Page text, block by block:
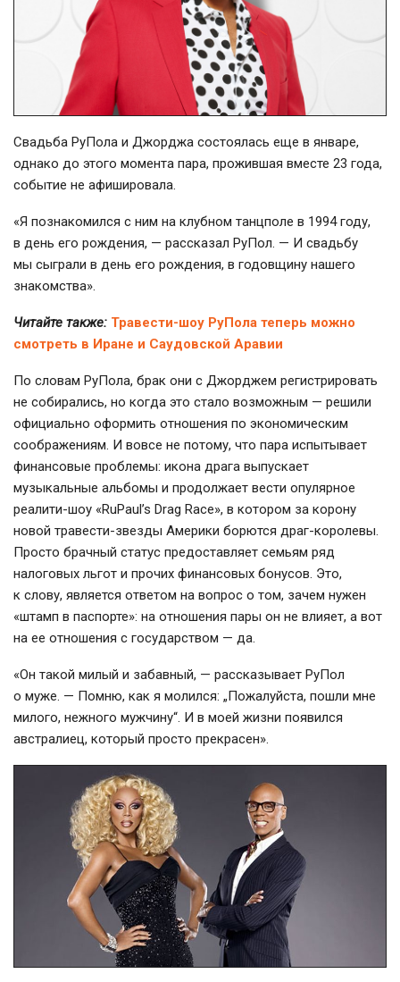
Свадьба РуПола и Джорджа состоялась еще в январе,
однако до этого момента пара, прожившая вместе 23 года,
событие не афишировала.
«Я познакомился с ним на клубном танцполе в 1994 году,
в день его рождения, — рассказал РуПол. — И свадьбу
мы сыграли в день его рождения, в годовщину нашего
знакомства».
Читайте также: Травести-шоу РуПола теперь можно
смотреть в Иране и Саудовской Аравии
По словам РуПола, брак они с Джорджем регистрировать
не собирались, но когда это стало возможным — решили
официально оформить отношения по экономическим
соображениям. И вовсе не потому, что пара испытывает
финансовые проблемы: икона драга выпускает
музыкальные альбомы и продолжает вести опулярное
реалити-шоу «RuPaul’s Drag Race», в котором за корону
новой травести-звезды Америки борются драг-королевы.
Просто брачный статус предоставляет семьям ряд
налоговых льгот и прочих финансовых бонусов. Это,
к слову, является ответом на вопрос о том, зачем нужен
«штамп в паспорте»: на отношения пары он не влияет, а вот
на ее отношения с государством — да.
«Он такой милый и забавный, — рассказывает РуПол
о муже. — Помню, как я молился: „Пожалуйста, пошли мне
милого, нежного мужчину“. И в моей жизни появился
австралиец, который просто прекрасен».